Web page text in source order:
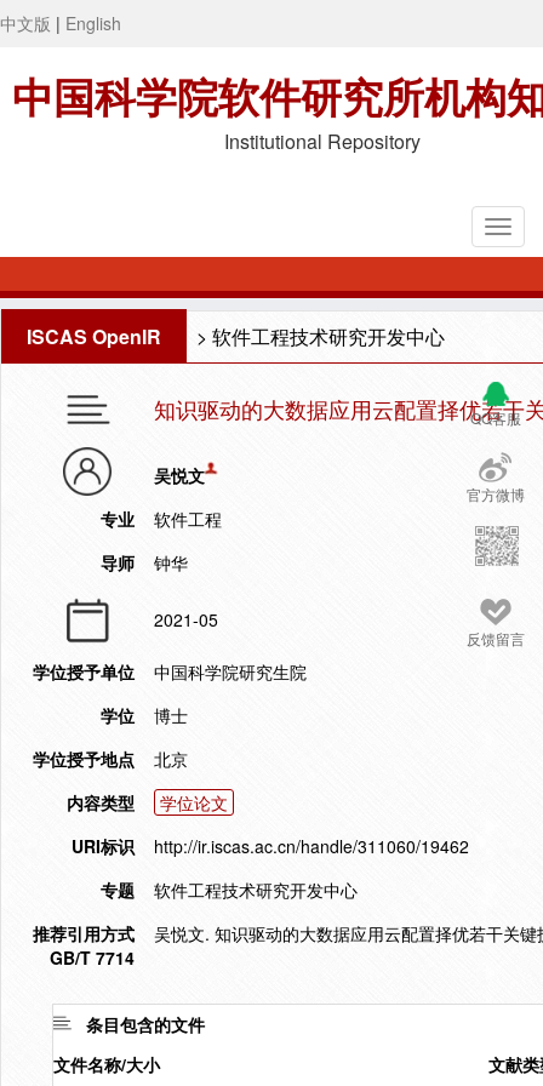
中文版 | English
中国科学院软件研究所机构
Institutional Repository
ISCAS OpenIR > 软件工程技术研究开发中心
QQ客服
官方微博
反馈留言
知识驱动的大数据应用云配置择优若干
吴悦文
专业
软件工程
导师
钟华
2021-05
学位授予单位
中国科学院研究生院
学位
博士
学位授予地点
北京
内容类型
学位论文
URI标识
http://ir.iscas.ac.cn/handle/311060/19462
专题
软件工程技术研究开发中心
推荐引用方式
GB/T 7714
吴悦文. 知识驱动的大数据应用云配置择优若干关
条目包含的文件
文件名称/大小
文献